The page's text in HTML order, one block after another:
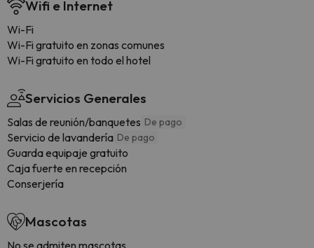
Wifi e Internet
Wi-Fi
Wi-Fi gratuito en zonas comunes
Wi-Fi gratuito en todo el hotel
Servicios Generales
Salas de reunión/banquetes De pago
Servicio de lavandería De pago
Guarda equipaje gratuito
Caja fuerte en recepción
Conserjería
Mascotas
No se admiten mascotas